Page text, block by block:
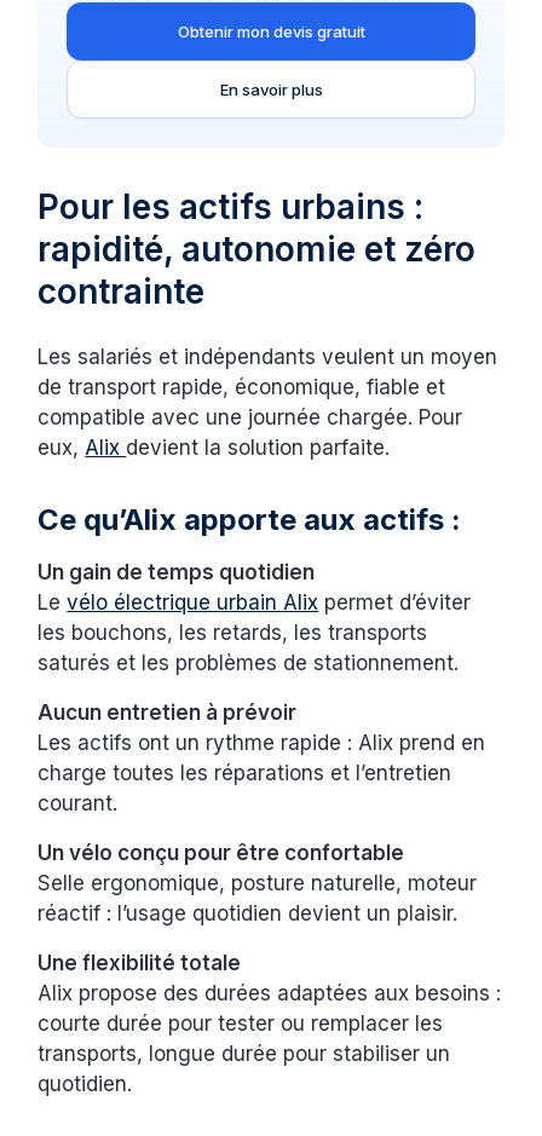
Obtenir mon devis gratuit
En savoir plus
Pour les actifs urbains :
rapidité, autonomie et zéro
contrainte
Les salariés et indépendants veulent un moyen
de transport rapide, économique, fiable et
compatible avec une journée chargée. Pour
eux, Alix devient la solution parfaite.
Ce qu’Alix apporte aux actifs :
Un gain de temps quotidien
Levélo électrique urbain Alix permet d’éviter
les bouchons, les retards, les transports
saturés et les problèmes de stationnement.
Aucun entretien à prévoir
Les actifs ont un rythme rapide : Alix prend en
charge toutes les réparations et l’entretien
courant.
Un vélo conçu pour être confortable
Selle ergonomique, posture naturelle, moteur
réactif : l’usage quotidien devient un plaisir.
Une flexibilité totale
Alix propose des durées adaptées aux besoins :
courte durée pour tester ou remplacer les
transports, longue durée pour stabiliser un
quotidien.